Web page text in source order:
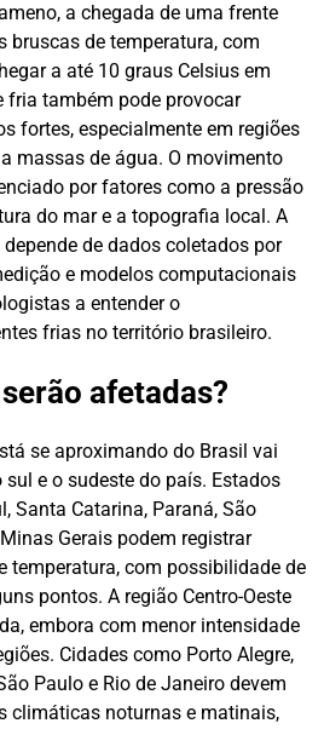
a chegada de uma frente
bruscas de temperatura, com
a até 10 graus Celsius em
fria também pode provocar
fortes, especialmente em regiões
massas de água. O movimento
por fatores como a pressão
do mar e a topografia local. A
de dados coletados por
e modelos computacionais
a entender o
frias no território brasileiro.
afetadas?
se aproximando do Brasil vai
e o sudeste do país. Estados
Santa Catarina, Paraná, São
Gerais podem registrar
temperatura, com possibilidade de
pontos. A região Centro-Oeste
embora com menor intensidade
Cidades como Porto Alegre,
Paulo e Rio de Janeiro devem
climáticas noturnas e matinais,